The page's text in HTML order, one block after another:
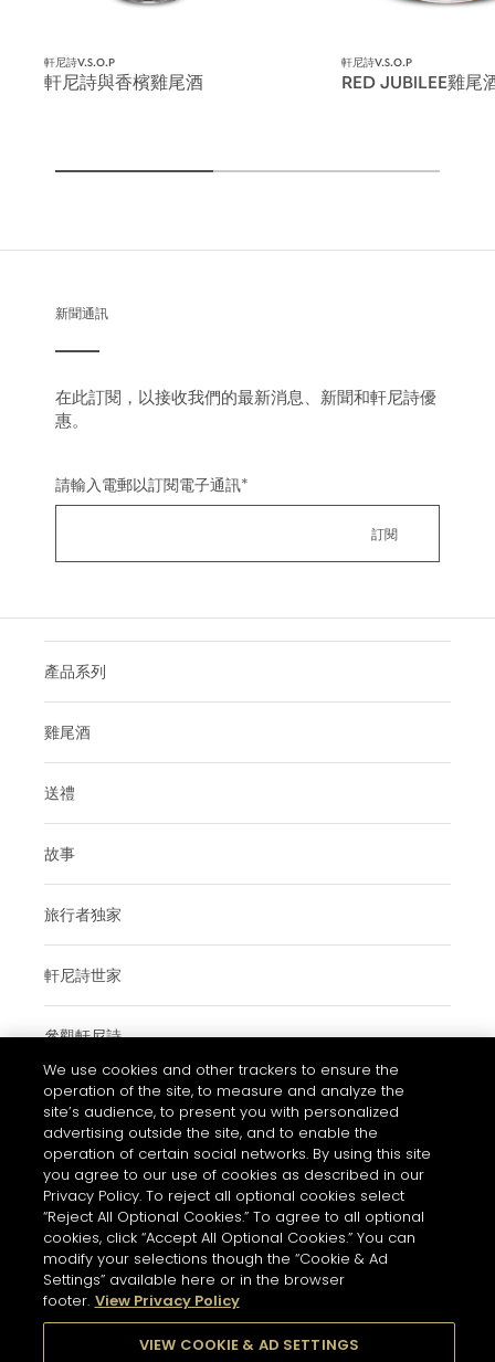
軒尼詩V.S.O.P
軒尼詩與香檳雞尾酒
軒尼詩V.S.O.P
RED JUBILEE雞尾
新聞通訊
在此訂閱，以接收我們的最新消息、新聞和軒尼詩優
惠。
請輸入電郵以訂閱電子通訊*
產品系列
雞尾酒
送禮
故事
旅行者独家
軒尼詩世家
參觀軒尼詩
使用條款與細則
常見問題
私隱和COOKIES政策通知
聯絡我們
的COOKIE設置
酗酒有害健康。請理性享用美酒
We use cookies and other trackers to ensure the
operation of the site, to measure and analyze the
site’s audience, to present you with personalized
advertising outside the site, and to enable the
operation of certain social networks. By using this site
you agree to our use of cookies as described in our
Privacy Policy. To reject all optional cookies select
“Reject All Optional Cookies.” To agree to all optional
cookies, click “Accept All Optional Cookies.” You can
modify your selections though the “Cookie & Ad
Settings” available here or in the browser
footer. View Privacy Policy
VIEW COOKIE & AD SETTINGS